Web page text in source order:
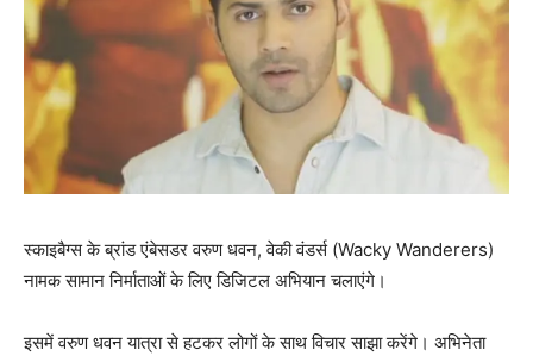
स्काइबैग्स के ब्रांड एंबेसडर वरुण धवन, वेकी वंडर्स (Wacky Wanderers)
नामक सामान निर्माताओं के लिए डिजिटल अभियान चलाएंगे।
इसमें वरुण धवन यात्रा से हटकर लोगों के साथ विचार साझा करेंगे। अभिनेता